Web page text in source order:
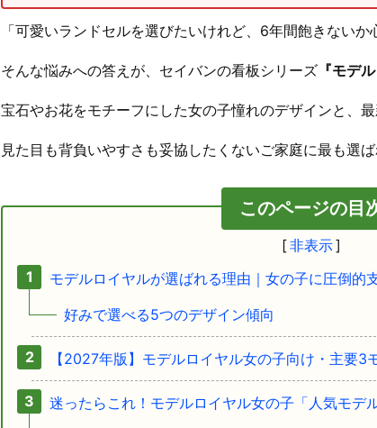
「可愛いランドセルを選びたいけれど、6年間飽きないか
そんな悩みへの答えが、セイバンの看板シリーズ 『モデ
宝石やお花をモチーフにした女の子憧れのデザインと、
見た目も背負いやすさも妥協したくないご家庭に最も選
このページの目
モデルロイヤルが選ばれる理由｜女の子に圧倒的
好みで選べる5つのデザイン傾向
【2027年版】モデルロイヤル女の子向け・主要3
迷ったらこれ！モデルロイヤル女の子「人気モデ